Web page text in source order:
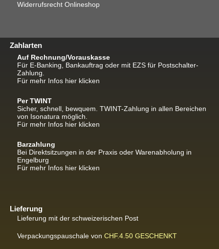
Widerrufsrecht Onlineshop
Zahlarten
Auf Rechnung/Vorauskasse
Für E-Banking, Bankauftrag oder mit EZS für Postschalter-
Zahlung.
Für mehr Infos hier klicken
Per TWINT
Sicher, schnell, bewquem. TWINT-Zahlung in allen Bereichen
von Isonatura möglich.
Für mehr Infos hier klicken
Barzahlung
Bei Direktsitzungen in der Praxis oder Warenabholung in
Engelburg
Für mehr Infos hier klicken
Lieferung
Lieferung mit der schweizerischen Post
Verpackungspauschale von CHF.4.50 GESCHENKT